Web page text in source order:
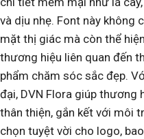
và dịu nhẹ. Font này không
mặt thị giác mà còn thể
thương hiệu liên quan đến
phẩm chăm sóc sắc đẹp.
đại, DVN Flora giúp thương
thân thiện, gắn kết với môi
chọn tuyệt vời cho logo,